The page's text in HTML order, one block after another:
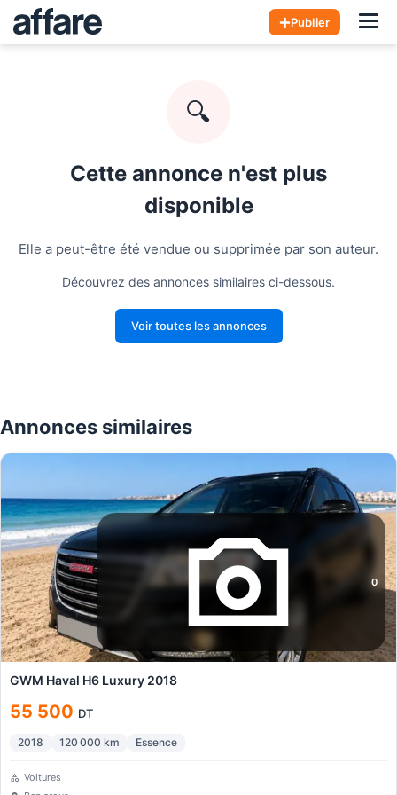
Publier
🔍
Cette annonce n'est plus
disponible
Elle a peut-être été vendue ou supprimée par son auteur.
Découvrez des annonces similaires ci-dessous.
Voir toutes les annonces
Annonces similaires
0
GWM Haval H6 Luxury 2018
55 500 DT
2018 120 000 km Essence
Voitures